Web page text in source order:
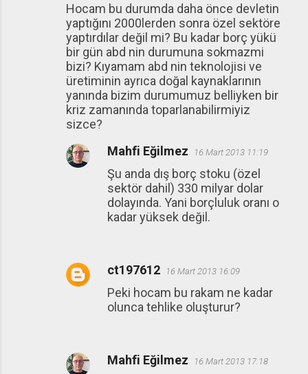
Hocam bu durumda daha önce devletin
yaptığını 2000lerden sonra özel sektöre
yaptırdılar değil mi? Bu kadar borç yükü
bir gün abd nin durumuna sokmazmi
bizi? Kıyamam abd nin teknolojisi ve
üretiminin ayrıca doğal kaynaklarının
yanında bizim durumumuz belliyken bir
kriz zamanında toparlanabilirmiyiz
sizce?
Mahfi Eğilmez 16 Mart 2013 11:19
Şu anda dış borç stoku (özel
sektör dahil) 330 milyar dolar
dolayında. Yani borçluluk oranı o
kadar yüksek değil.
ct197612 16 Mart 2013 16:09
Peki hocam bu rakam ne kadar
olunca tehlike oluşturur?
Mahfi Eğilmez 16 Mart 2013 17:18